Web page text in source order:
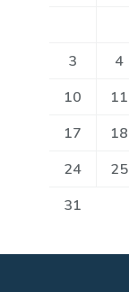
3
4
10
11
17
18
24
25
31